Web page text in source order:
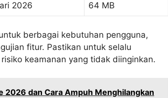
2026 64 MB
berbagai kebutuhan pengguna,
fitur. Pastikan untuk selalu
keamanan yang tidak diinginkan.
2026 dan Cara Ampuh Menghilangkan